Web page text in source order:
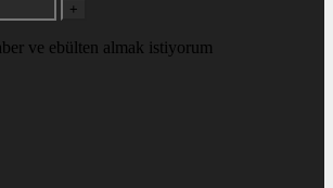
+
ve ebülten almak istiyorum